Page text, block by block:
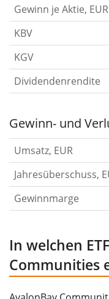
Gewinn je Aktie, EUR
KBV
KGV
Dividendenrendite
Gewinn- und
Umsatz, EUR
Jahresüberschuss,
Gewinnmarge
In welchen
Communities